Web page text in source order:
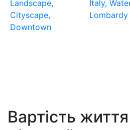
Вартість